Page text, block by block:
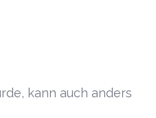
kann auch anders